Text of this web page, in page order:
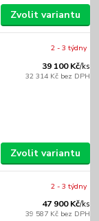
Zvolit variantu
39 100 Kč/ks
32 314 Kč bez DPH
2 - 3 týdny
Zvolit variantu
47 900 Kč/ks
39 587 Kč bez DPH
2 - 3 týdny